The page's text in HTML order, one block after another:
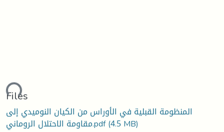
Files
المنظومة القبلية في الأوراس من الكيان النوميدي إلى
مقاومة الاحتلال الروماني.pdf(4.5 MB)